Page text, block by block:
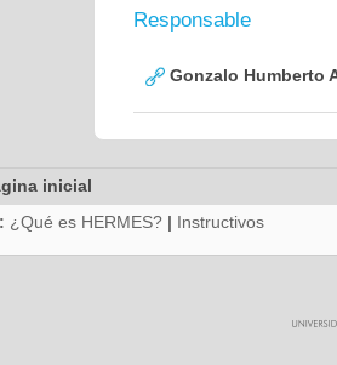
Responsable
Gonzalo Humberto
inicial
¿Qué es HERMES? | Instructivos